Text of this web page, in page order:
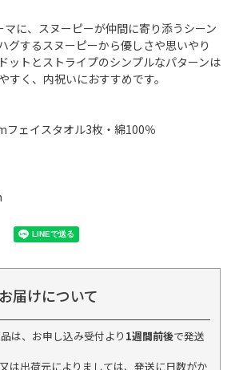
マに、スヌーピーが仲間に寄り添うシーン
グするスヌーピーから優しさや思いやり
ットとストライプのシンプルなパターンは
すく、内祝いにおすすめです。
ェイスタオル3枚・綿100％
お届けについて
は、お申し込み受付より 1週間前後で発送
は出荷元によりましては、発送に日数がか